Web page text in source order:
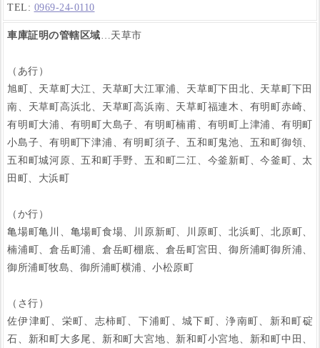
TEL: 0969-24-0110
車庫証明の管轄区域…天草市
（あ行）
旭町、天草町大江、天草町大江軍浦、天草町下田北、天草町下田
南、天草町高浜北、天草町高浜南、天草町福連木、有明町赤崎、
有明町大浦、有明町大島子、有明町楠甫、有明町上津浦、有明町
小島子、有明町下津浦、有明町須子、五和町鬼池、五和町御領、
五和町城河原、五和町手野、五和町二江、今釜新町、今釜町、太
田町、大浜町
（か行）
亀場町亀川、亀場町食場、川原新町、川原町、北浜町、北原町、
楠浦町、倉岳町浦、倉岳町棚底、倉岳町宮田、御所浦町御所浦、
御所浦町牧島、御所浦町横浦、小松原町
（さ行）
佐伊津町、栄町、志柿町、下浦町、城下町、浄南町、新和町碇
石、新和町大多尾、新和町大宮地、新和町小宮地、新和町中田、